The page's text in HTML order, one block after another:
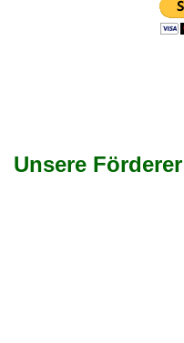
Unsere Förderer